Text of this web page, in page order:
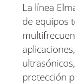
La línea
de equipos
protección